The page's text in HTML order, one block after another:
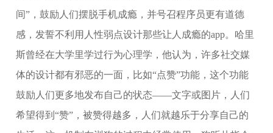
间”，鼓励人们摆脱手机成瘾，并号召程序员更有道德
感，发誓不利用人性弱点设计那些让人成瘾的app。哈里
斯曾经在大学里学过行为心理学，他认为，许多社交媒
体的设计都有邪恶的一面，比如“点赞”功能，这个功能
鼓励人们更多地发布自己的状态——文字或图片，人们
希望得到“赞”，被赞得越多，人们就越乐于分享自己的